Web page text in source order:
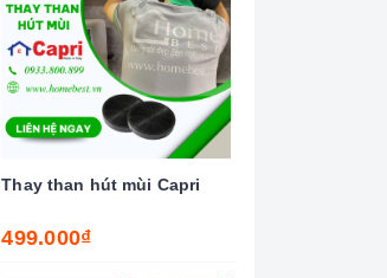
Thay than hút mùi Capri
499.000₫